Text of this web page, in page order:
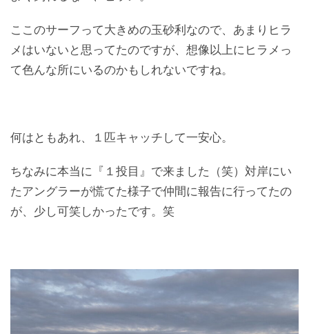
ここのサーフって大きめの玉砂利なので、あまりヒラ
メはいないと思ってたのですが、想像以上にヒラメっ
て色んな所にいるのかもしれないですね。
何はともあれ、１匹キャッチして一安心。
ちなみに本当に『１投目』で来ました（笑）対岸にい
たアングラーが慌てた様子で仲間に報告に行ってたの
が、少し可笑しかったです。笑